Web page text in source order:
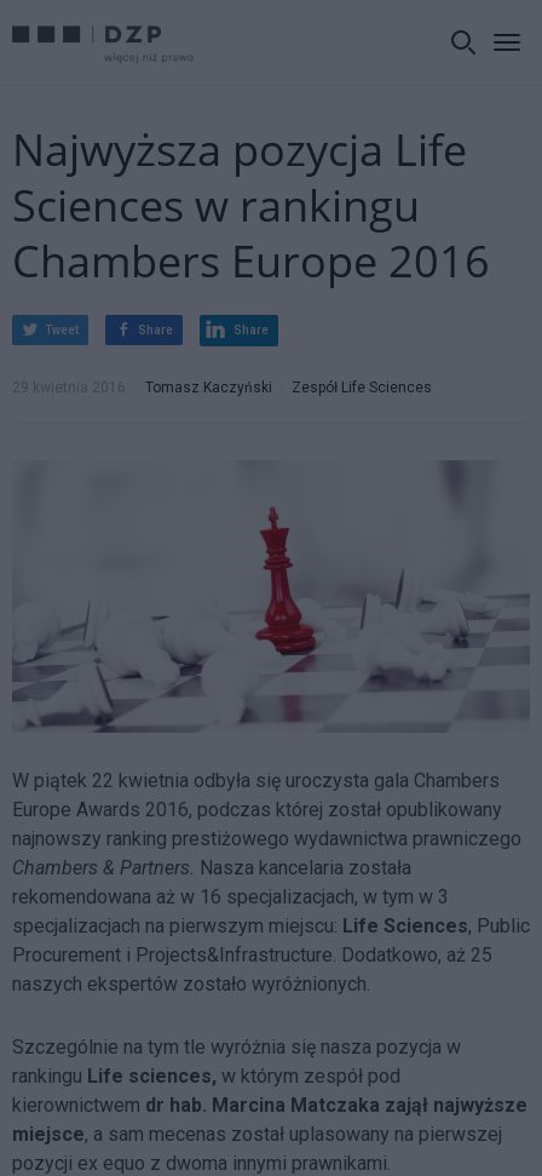
Najwyższa pozycja Life
Sciences w rankingu
Chambers Europe 2016
Tweet Share Share
29 kwietnia 2016 Tomasz Kaczyński Zespół Life Sciences
W piątek 22 kwietnia odbyła się uroczysta gala Chambers
Europe Awards 2016, podczas której został opublikowany
najnowszy ranking prestiżowego wydawnictwa prawniczego
Chambers & Partners. Nasza kancelaria została
rekomendowana aż w 16 specjalizacjach, w tym w 3
specjalizacjach na pierwszym miejscu: Life Sciences, Public
Procurement i Projects&Infrastructure. Dodatkowo, aż 25
naszych ekspertów zostało wyróżnionych.
Szczególnie na tym tle wyróżnia się nasza pozycja w
rankingu Life sciences, w którym zespół pod
kierownictwem dr hab. Marcina Matczaka zajął najwyższe
miejsce, a sam mecenas został uplasowany na pierwszej
pozycji ex equo z dwoma innymi prawnikami.